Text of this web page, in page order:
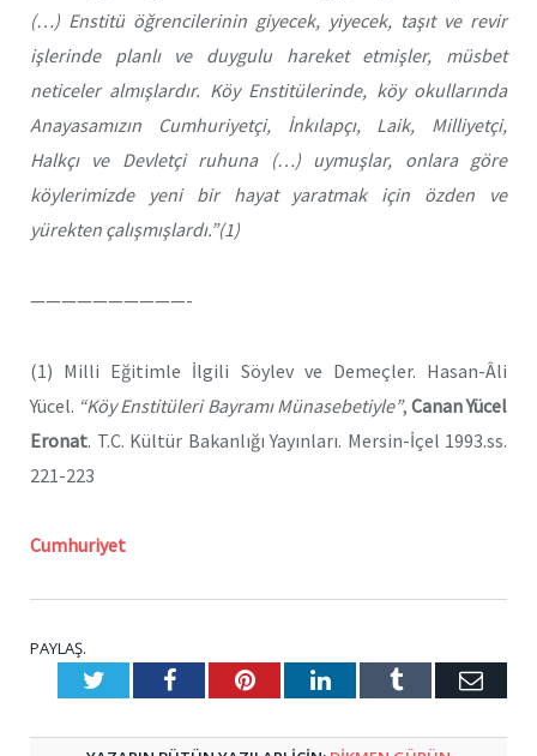
(…) Enstitü öğrencilerinin giyecek, yiyecek, taşıt ve revir
işlerinde planlı ve duygulu hareket etmişler, müsbet
neticeler almışlardır. Köy Enstitülerinde, köy okullarında
Anayasamızın Cumhuriyetçi, İnkılapçı, Laik, Milliyetçi,
Halkçı ve Devletçi ruhuna (…) uymuşlar, onlara göre
köylerimizde yeni bir hayat yaratmak için özden ve
yürekten çalışmışlardı.”(1)
——————————-
(1) Milli Eğitimle İlgili Söylev ve Demeçler. Hasan-Âli
Yücel. “Köy Enstitüleri Bayramı Münasebetiyle”, Canan Yücel
Eronat. T.C. Kültür Bakanlığı Yayınları. Mersin-İçel 1993.ss.
221-223
Cumhuriyet
PAYLAŞ.
TwitterFacebookPinterestLinkedInTumblr E-